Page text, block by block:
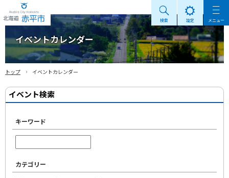
Akabira City Hokkaido 北海道 赤平市
検索 設定 メニュー
イベントカレンダー
トップ › イベントカレンダー
イベント検索
キーワード
カテゴリー